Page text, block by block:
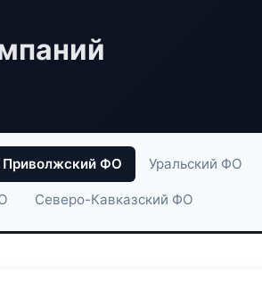
Приволжский ФО Уральский ФО
Северо-Кавказский ФО